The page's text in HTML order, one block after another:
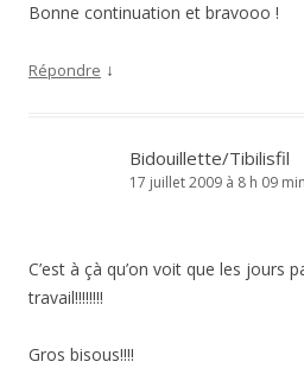
Bonne continuation et bravooo !
Répondre ↓
Bidouillette/Tibilisfil
17 juillet 2009 à 8 h 09 min
C’est à çà qu’on voit que les jours
travail!!!!!!!!
Gros bisous!!!!